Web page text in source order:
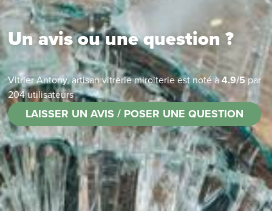
Un avis ou une question ?
Vitrier Antony, artisan vitrerie miroiterieest noté à4.9/5 par
204utilisateurs
LAISSER UN AVIS / POSER UNE QUESTION